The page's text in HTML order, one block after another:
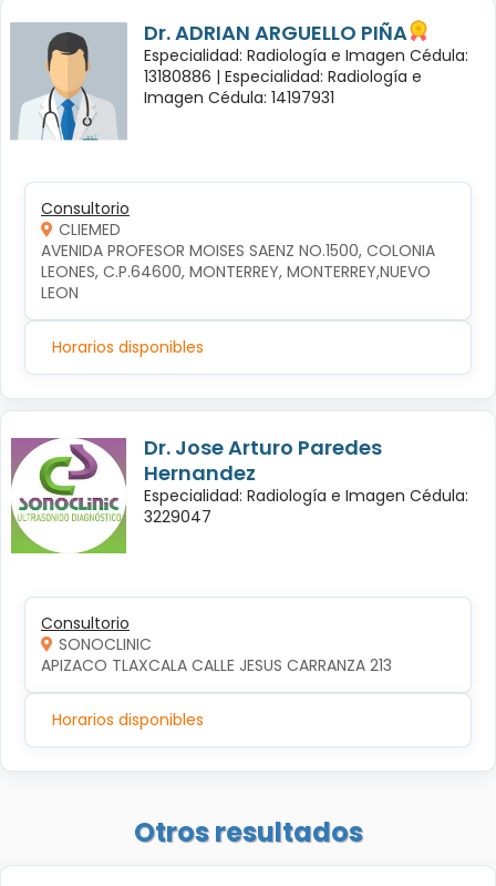
Dr. ADRIAN ARGUELLO PIÑA
Especialidad: Radiología e Imagen Cédula:
13180886 | Especialidad: Radiología e
Imagen Cédula: 14197931
Consultorio
CLIEMED
AVENIDA PROFESOR MOISES SAENZ NO.1500, COLONIA
LEONES, C.P.64600, MONTERREY, MONTERREY,NUEVO
LEON
Horarios disponibles
Dr. Jose Arturo Paredes
Hernandez
Especialidad: Radiología e Imagen Cédula:
3229047
Consultorio
SONOCLINIC
APIZACO TLAXCALA CALLE JESUS CARRANZA 213
Horarios disponibles
Otros resultados